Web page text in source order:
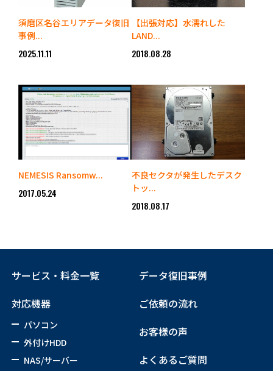
須磨区名谷エリアデータ復旧
事例...
2025.11.11
【出張対応】水濡れした
LAND...
2018.08.28
NEMESIS Ransomw...
2017.05.24
不良セクタが発生したデスク
トッ...
2018.08.17
サービス・料金一覧
対応機器
パソコン
外付けHDD
NAS/サーバー
データ復旧事例
ご依頼の流れ
お客様の声
よくあるご質問